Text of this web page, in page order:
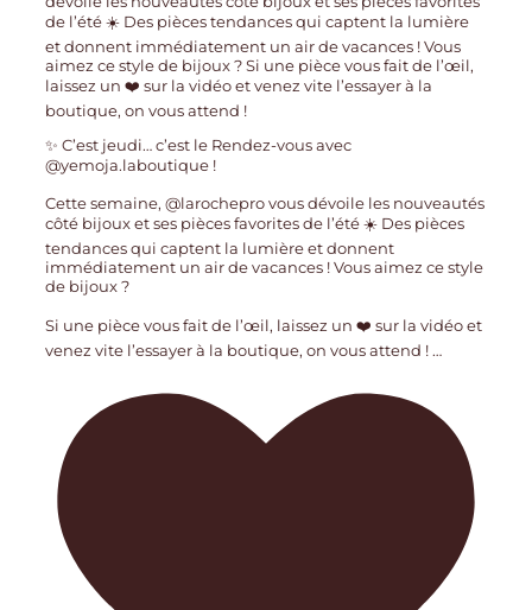
✨ C’est jeudi… c’est le Rendez-vous avec
@yemoja.laboutique !
Cette semaine, @larochepro vous dévoile les nouveautés
côté bijoux et ses pièces favorites de l’été ☀️ Des pièces
tendances qui captent la lumière et donnent
immédiatement un air de vacances ! Vous aimez ce style
de bijoux ?
Si une pièce vous fait de l’œil, laissez un ❤️ sur la vidéo et
venez vite l’essayer à la boutique, on vous attend ! …